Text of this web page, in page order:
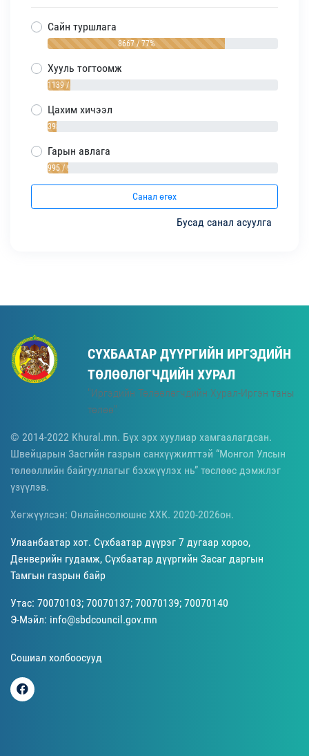
Сайн туршлага
8667 / 77%
Хууль тогтоомж
1139 / 10%
Цахим хичээл
393 / 4%
Гарын авлага
995 / 9%
Санал өгөх
Бусад санал асуулга
СҮХБААТАР ДҮҮРГИЙН ИРГЭДИЙН
ТӨЛӨӨЛӨГЧДИЙН ХУРАЛ
"Иргэдийн Төлөөлөгчдийн Хурал-Иргэн таны
төлөө"
© 2014-2022 Khural.mn. Бүх эрх хуулиар хамгаалагдсан.
Швейцарын Засгийн газрын санхүүжилттэй “Монгол Улсын
төлөөллийн байгууллагыг бэхжүүлэх нь” төслөөс дэмжлэг
үзүүлэв.
Хөгжүүлсэн: Онлайнсолюшнс ХХК. 2020-2026он.
Улаанбаатар хот. Сүхбаатар дүүрэг 7 дугаар хороо,
Денверийн гудамж, Сүхбаатар дүүргийн Засаг даргын
Тамгын газрын байр
Утас: 70070103; 70070137; 70070139; 70070140
Э-Мэйл: info@sbdcouncil.gov.mn
Сошиал холбоосууд